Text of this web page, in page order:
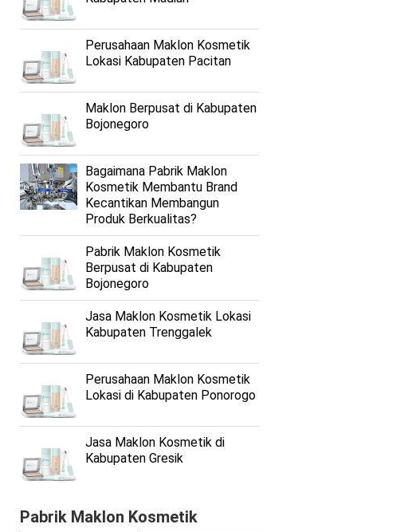
Perusahaan Maklon Kosmetik
Lokasi Kabupaten Pacitan
Maklon Berpusat di Kabupaten
Bojonegoro
Bagaimana Pabrik Maklon
Kosmetik Membantu Brand
Kecantikan Membangun
Produk Berkualitas?
Pabrik Maklon Kosmetik
Berpusat di Kabupaten
Bojonegoro
Jasa Maklon Kosmetik Lokasi
Kabupaten Trenggalek
Perusahaan Maklon Kosmetik
Lokasi di Kabupaten Ponorogo
Jasa Maklon Kosmetik di
Kabupaten Gresik
Pabrik Maklon Kosmetik